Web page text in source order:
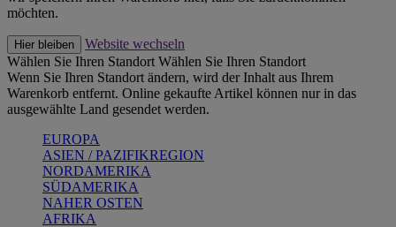
möchten.
Hier bleiben
Website wechseln
Wählen Sie Ihren Standort Wählen Sie Ihren Standort
Wenn Sie Ihren Standort ändern, wird der Inhalt aus Ihrem
Warenkorb entfernt. Online gekaufte Artikel können nur in das
ausgewählte Land gesendet werden.
EUROPA
ASIEN / PAZIFIKREGION
NORDAMERIKA
SÜDAMERIKA
NAHER OSTEN
AFRIKA